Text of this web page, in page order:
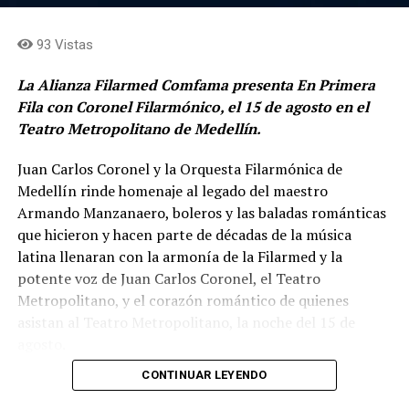
93 Vistas
La Alianza Filarmed Comfama presenta En Primera
Fila con Coronel Filarmónico, el 15 de agosto en el
Teatro Metropolitano de Medellín.
Juan Carlos Coronel y la Orquesta Filarmónica de
Medellín rinde homenaje al legado del maestro
Armando Manzanaero, boleros y las baladas románticas
que hicieron y hacen parte de décadas de la música
latina llenaran con la armonía de la Filarmed y la
potente voz de Juan Carlos Coronel, el Teatro
Metropolitano, y el corazón romántico de quienes
Cancones como Esta tarde Vi Llover, Contigo Aprendí,
CONTINUAR LEYENDO